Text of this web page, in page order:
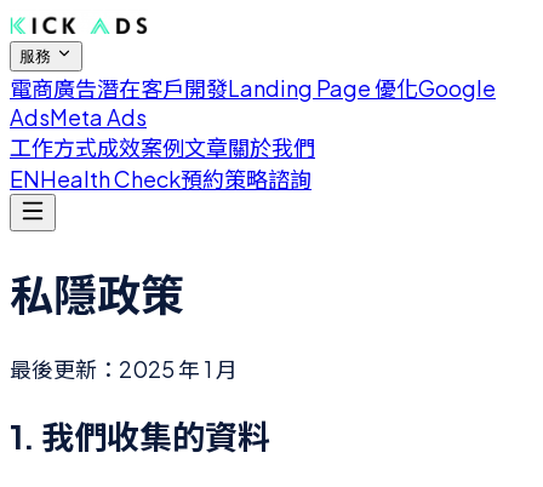
服務
電商廣告潛在客戶開發Landing Page 優化Google
AdsMeta Ads
工作方式成效案例文章關於我們
ENHealth Check預約策略諮詢
私隱政策
最後更新：2025 年 1 月
1. 我們收集的資料